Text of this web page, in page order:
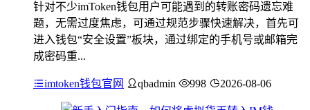
针对不少imToken钱包用户可能遇到的转账密码遗忘难
题，无需过度焦虑，可通过规范步骤快速解决，首先可
进入钱包“安全设置”板块，通过绑定的手机号或邮箱完
成密码重...
imtoken钱包官网 qbadmin 998 2026-08-06